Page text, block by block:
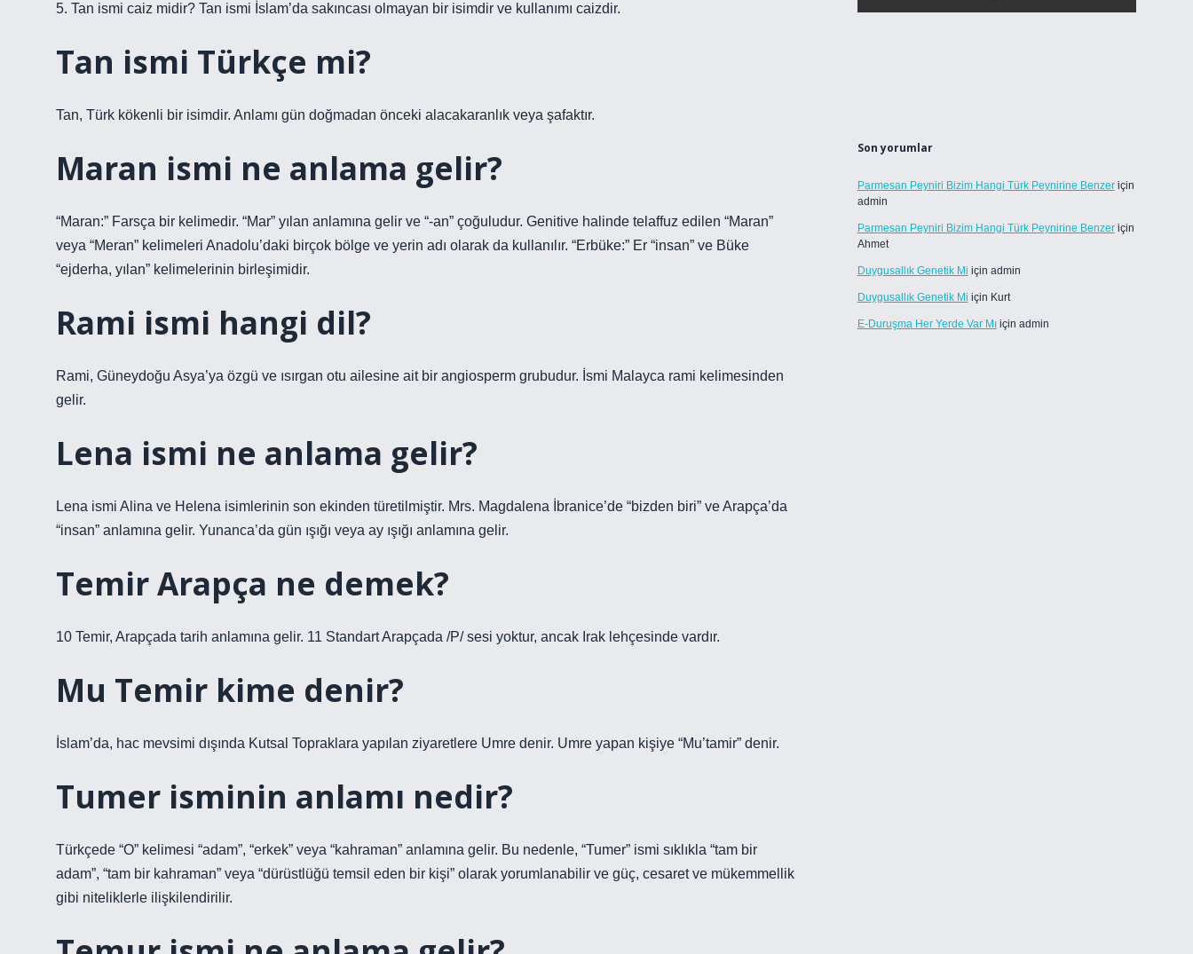
5. Tan ismi caiz midir? Tan ismi İslam’da sakıncası olmayan bir isimdir ve kullanımı caizdir.
Tan ismi Türkçe mi?
Tan, Türk kökenli bir isimdir. Anlamı gün doğmadan önceki alacakaranlık veya şafaktır.
Maran ismi ne anlama gelir?
“Maran:” Farsça bir kelimedir. “Mar” yılan anlamına gelir ve “-an” çoğuludur. Genitive halinde telaffuz edilen “Maran”
veya “Meran” kelimeleri Anadolu’daki birçok bölge ve yerin adı olarak da kullanılır. “Erbüke:” Er “insan” ve Büke
“ejderha, yılan” kelimelerinin birleşimidir.
Rami ismi hangi dil?
Rami, Güneydoğu Asya’ya özgü ve ısırgan otu ailesine ait bir angiosperm grubudur. İsmi Malayca rami kelimesinden
gelir.
Lena ismi ne anlama gelir?
Lena ismi Alina ve Helena isimlerinin son ekinden türetilmiştir. Mrs. Magdalena İbranice’de “bizden biri” ve Arapça’da
“insan” anlamına gelir. Yunanca’da gün ışığı veya ay ışığı anlamına gelir.
Temir Arapça ne demek?
10 Temir, Arapçada tarih anlamına gelir. 11 Standart Arapçada /P/ sesi yoktur, ancak Irak lehçesinde vardır.
Mu Temir kime denir?
İslam’da, hac mevsimi dışında Kutsal Topraklara yapılan ziyaretlere Umre denir. Umre yapan kişiye “Mu’tamir” denir.
Tumer isminin anlamı nedir?
Türkçede “O” kelimesi “adam”, “erkek” veya “kahraman” anlamına gelir. Bu nedenle, “Tumer” ismi sıklıkla “tam bir
adam”, “tam bir kahraman” veya “dürüstlüğü temsil eden bir kişi” olarak yorumlanabilir ve güç, cesaret ve mükemmellik
gibi niteliklerle ilişkilendirilir.
Son yorumlar
Parmesan Peyniri Bizim Hangi Türk Peynirine Benzeriçin
admin
Parmesan Peyniri Bizim Hangi Türk Peynirine Benzeriçin
Ahmet
Duygusallık Genetik Mi için admin
Duygusallık Genetik Mi için Kurt
E-Duruşma Her Yerde Var Mıiçin admin